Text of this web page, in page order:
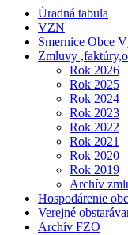
Úradná tabula
VZN
Smernice Obce
Zmluvy
Rok 2026
Rok 2025
Rok 2024
Rok 2023
Rok 2022
Rok 2021
Rok 2020
Rok 2019
Archív
Hospodárenie
Verejné
Archív FZO